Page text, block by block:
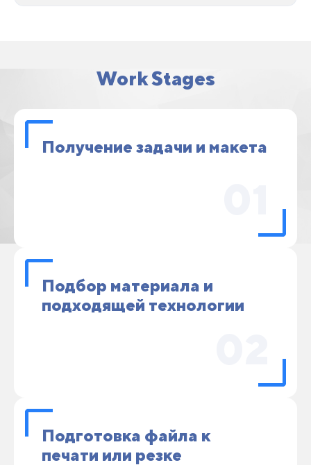
Work Stages
Получение задачи и макета
Подбор материала и
подходящей технологии
Подготовка файла к
печати или резке